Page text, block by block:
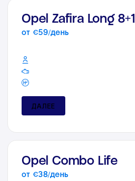
Opel Zafira Long 8+1
от €59/день
ДАЛЕЕ
Opel Combo Life
от €38/день